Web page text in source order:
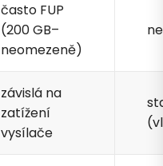
často FUP
(200 GB–
neomezeně)
závislá na
zatížení
vysílače